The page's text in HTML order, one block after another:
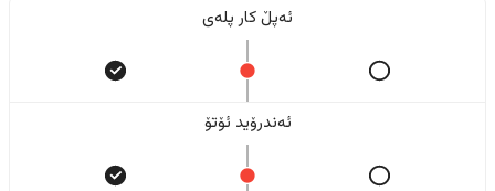
ئەپڵ کار پلەی
ئەندرۆید ئۆتۆ